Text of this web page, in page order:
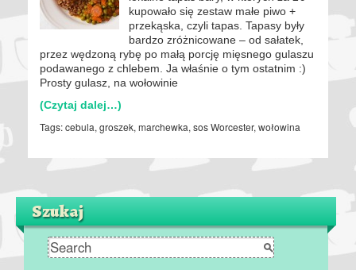
kupowało się zestaw małe piwo +
przekąska, czyli tapas. Tapasy były
bardzo zróżnicowane – od sałatek,
przez wędzoną rybę po małą porcję mięsnego gulaszu
podawanego z chlebem. Ja właśnie o tym ostatnim :)
Prosty gulasz, na wołowinie
(Czytaj dalej…)
Tags:cebula, groszek, marchewka, sos Worcester, wołowina
Szukaj